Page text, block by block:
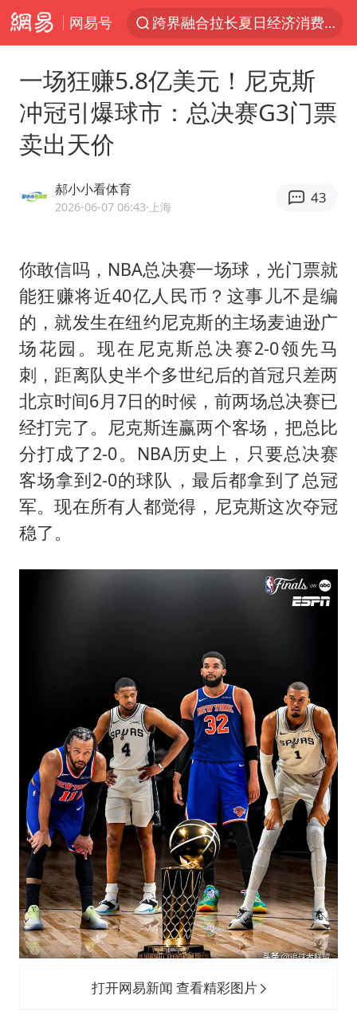
网易号
跨界融合拉长夏日经济消费链条
四川宜宾5.5级地震后余震为何不断
伯克希尔净买入约200亿美元股票
武契奇会见泽连斯基有何意图
上海大部迎大暴雨
台铃电动车仅骑一年就断电趴窝
白海豚5次眼壁置换
曝美下令调查弹药库存信息遭泄露事件
以军士兵把枪口对准中国记者
方桃子代言广告视频已下架
白海豚在海上打了个结
河南警方公开征集黑恶犯罪线索
一场狂赚5.8亿美元！尼克斯
冲冠引爆球市：总决赛G3门票
卖出天价
郝小小看体育
2026-06-07 06:43·上海
43
你敢信吗，NBA总决赛一场球，光门票就
能狂赚将近40亿人民币？这事儿不是编
的，就发生在纽约尼克斯的主场麦迪逊广
场花园。现在尼克斯总决赛2-0领先马
刺，距离队史半个多世纪后的首冠只差两
北京时间6月7日的时候，前两场总决赛已
经打完了。尼克斯连赢两个客场，把总比
分打成了2-0。NBA历史上，只要总决赛
客场拿到2-0的球队，最后都拿到了总冠
军。现在所有人都觉得，尼克斯这次夺冠
稳了。
打开网易新闻 查看精彩图片